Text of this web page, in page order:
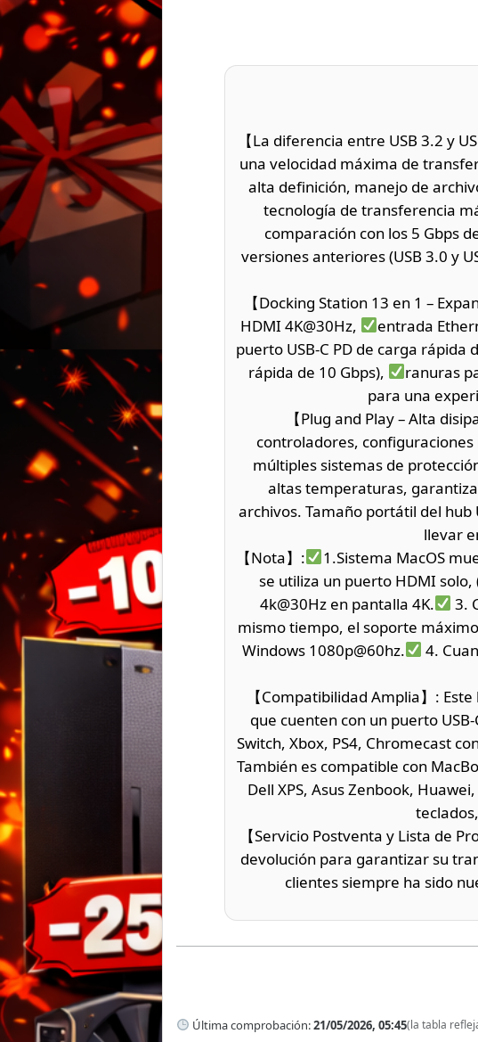
【La diferencia entre USB 3.2 y
una velocidad máxima de
alta definición, manejo de
tecnología de transferencia
comparación con los 5 Gbps
versiones anteriores (USB 3.0 y
【Docking Station 13 en 1 –
HDMI 4K@30Hz,
entrada
puerto USB-C PD de carga rápida
rápida de 10 Gbps),
ranuras
para una
【Plug and Play – Alta
controladores,
múltiples sistemas de
altas temperaturas,
archivos. Tamaño portátil del hub
llevar
【Nota】:
1.Sistema MacOS
se utiliza un puerto HDMI
4k@30Hz en pantalla 4K.
3.
mismo tiempo, el soporte
Windows 1080p@60hz.
4.
【Compatibilidad Amplia】:
que cuenten con un puerto
Switch, Xbox, PS4, Chromecast
También es compatible con
Dell XPS, Asus Zenbook,
【Servicio Postventa y Lista de
devolución para garantizar su
clientes siempre ha sido
Última comprobación:21/05/2026, 05:45(la tabla